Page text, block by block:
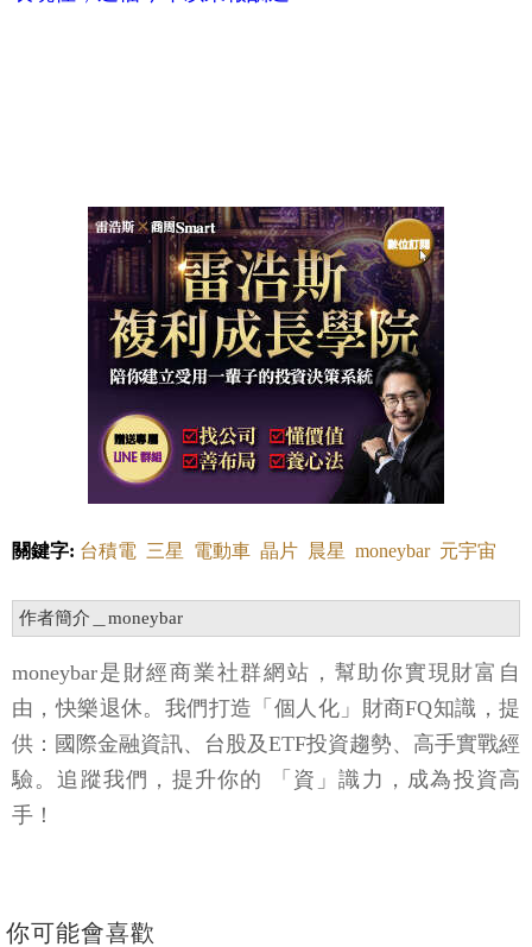
關鍵字: 台積電 三星 電動車 晶片 晨星 moneybar 元宇宙
作者簡介＿moneybar
moneybar是財經商業社群網站，幫助你實現財富自
由，快樂退休。我們打造「個人化」財商FQ知識，提
供：國際金融資訊、台股及ETF投資趨勢、高手實戰經
驗。追蹤我們，提升你的 「資」識力，成為投資高
手！
你可能會喜歡